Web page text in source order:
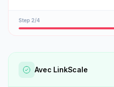
Step 3/4
Avec LinkScale